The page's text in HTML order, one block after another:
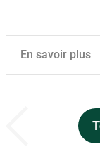
En savoir plus